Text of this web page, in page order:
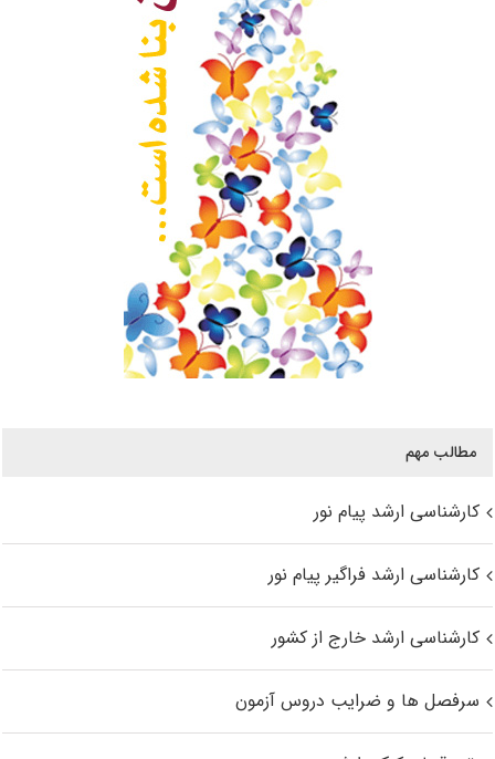
مطالب مهم
کارشناسی ارشد پیام نور
کارشناسی ارشد فراگیر پیام نور
کارشناسی ارشد خارج از کشور
سرفصل ها و ضرایب دروس آزمون